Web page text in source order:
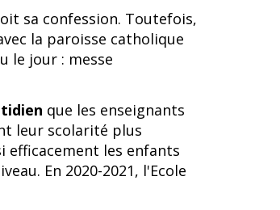
sa confession. Toutefois,
la paroisse catholique
le jour : messe
que les enseignants
leur scolarité plus
efficacement les enfants
En 2020-2021, l'Ecole